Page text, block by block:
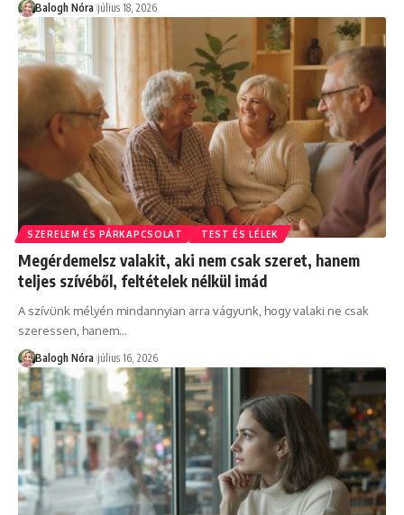
Balogh Nóra július 18, 2026
SZERELEM ÉS PÁRKAPCSOLAT TEST ÉS LÉLEK
Megérdemelsz valakit, aki nem csak szeret, hanem
teljes szívéből, feltételek nélkül imád
A szívünk mélyén mindannyian arra vágyunk, hogy valaki ne csak
szeressen, hanem…
Balogh Nóra július 16, 2026